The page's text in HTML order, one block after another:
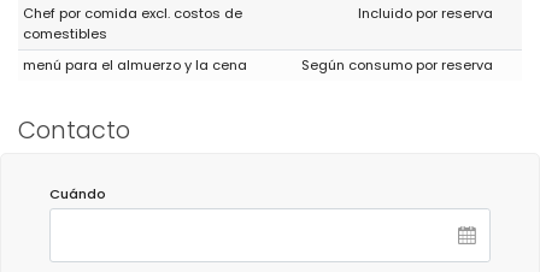
Chef por comida excl. costos de
comestibles
Incluido por reserva
menú para el almuerzo y la cena Según consumo por reserva
Contacto
Cuándo